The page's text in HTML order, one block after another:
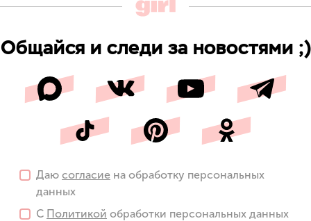
Общайся и следи за новостями ;)
Даю согласие на обработку персональных
данных
С Политикой обработки персональных данных